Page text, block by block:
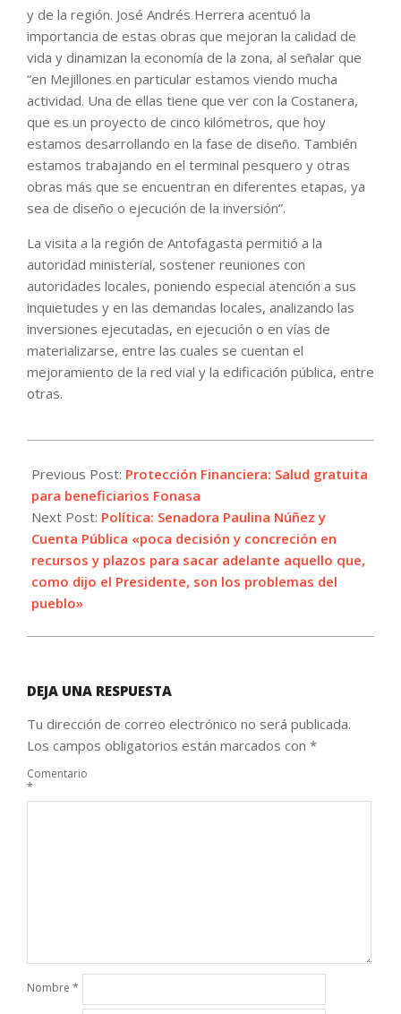
y de la región. José Andrés Herrera acentuó la
importancia de estas obras que mejoran la calidad de
vida y dinamizan la economía de la zona, al señalar que
“en Mejillones en particular estamos viendo mucha
actividad. Una de ellas tiene que ver con la Costanera,
que es un proyecto de cinco kilómetros, que hoy
estamos desarrollando en la fase de diseño. También
estamos trabajando en el terminal pesquero y otras
obras más que se encuentran en diferentes etapas, ya
sea de diseño o ejecución de la inversión”.
La visita a la región de Antofagasta permitió a la
autoridad ministerial, sostener reuniones con
autoridades locales, poniendo especial atención a sus
inquietudes y en las demandas locales, analizando las
inversiones ejecutadas, en ejecución o en vías de
materializarse, entre las cuales se cuentan el
mejoramiento de la red vial y la edificación pública, entre
otras.
06-
01
Previous Post: Protección Financiera: Salud gratuita
para beneficiarios Fonasa
Next Post: Política: Senadora Paulina Núñez y
Cuenta Pública «poca decisión y concreción en
recursos y plazos para sacar adelante aquello que,
como dijo el Presidente, son los problemas del
pueblo»
DEJA UNA RESPUESTA
Tu dirección de correo electrónico no será publicada.
Los campos obligatorios están marcados con *
Comentario
*
Nombre *